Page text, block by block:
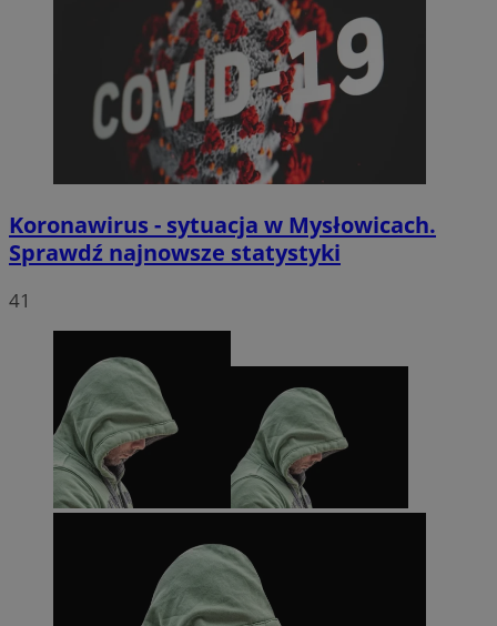
Koronawirus - sytuacja w Mysłowicach.
Sprawdź najnowsze statystyki
41